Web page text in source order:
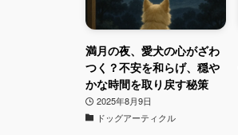
満月の夜、愛犬の心がざわ
つく？不安を和らげ、穏や
かな時間を取り戻す秘策
2025年8月9日
ドッグアーティクル